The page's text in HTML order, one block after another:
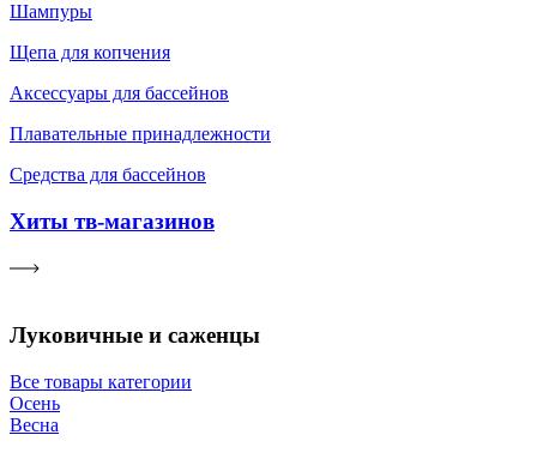
Шампуры
Щепа для копчения
Аксессуары для бассейнов
Плавательные принадлежности
Средства для бассейнов
Хиты тв-магазинов
Луковичные и саженцы
Все товары категории
Осень
Весна